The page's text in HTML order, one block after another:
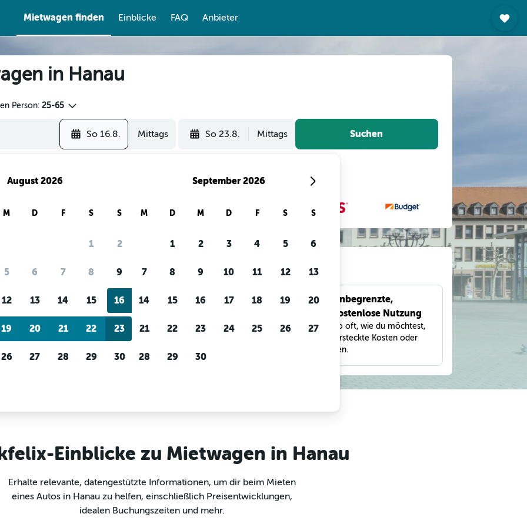
Mietwagen finden Einblicke FAQ Anbieter
in Hanau
Person: 25-65
So 16.8. Mittags So 23.8. Mittags Suchen
Nutzer mit checkfelix nach Mietwagen
Preis-Tracking
Du wartest auf ein tolles
Angebot?
Lass dich
benachrichtigen, wenn Preise
reduziert werden.
Individuelle Ergebnisse
Fahrzeugtyp, Preisspanne und
Unbegrenzte,
kostenlose Nutzung
Suche so oft, wie du möchtest,
ohne versteckte Kosten oder
Gebühren.
Einblicke zu Mietwagen in Hanau
Erhalte relevante, datengestützte Informationen, um dir beim Mieten
eines Autos in Hanau zu helfen, einschließlich Preisentwicklungen,
idealen Buchungszeiten und mehr.
August 2026
M D F S S
1 2
5 6 7 8 9
12 13 14 15 16
19 20 21 22 23
26 27 28 29 30
September 2026
M D M D F S S
1 2 3 4 5 6
7 8 9 10 11 12 13
14 15 16 17 18 19 20
21 22 23 24 25 26 27
28 29 30